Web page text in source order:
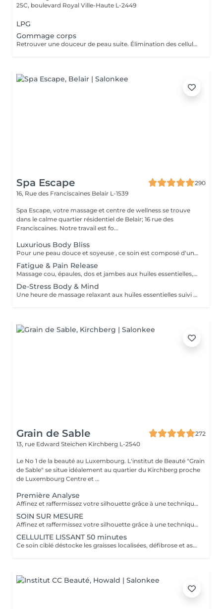
25C, boulevard Royal Ville-Haute L-2449
LPG
Gommage corps
Retrouver une douceur de peau suite. Élimination des cellules mortes présentes à la surface de la peau stimulant ainsi le renouvellement cellulaire naturel.
Spa Escape
290
16, Rue des Franciscaines Belair L-1539
Spa Escape, votre massage et centre de wellness se trouve
dans le calme quartier résidentiel de Belair; 16 rue des
Franciscaines. Notre travail est fo...
Luxurious Body Bliss
Pour une peau douce et soyeuse , ce soin est composé d'un gommage du corps complet suivi d'un massage aux huiles aromatiques
Fatigue & Pain Release
Massage cou, épaules, dos et jambes aux huiles essentielles, suivi d'une réfléxologie palmaire et plantaire. Le rituel se termine par un massage crânien revitalisant. Ce soin commence par un rafraîchissement stimulant des pieds pour favoriser la circulation sanguine et la relaxation.
De-Stress Body & Mind
Une heure de massage relaxant aux huiles essentielles suivi d'un masque hydratant visage et d'un massage du crane et visage par accupression. Ce soin commence par un rafraîchissement stimulant des pieds pour favoriser la circulation sanguine et la relaxation.
Grain de Sable
272
13, rue Edward Steichen Kirchberg L-2540
Le No 1 de la beauté au Luxembourg. L'institut de Beauté "Grain
de Sable" se situe idéalement au quartier du Kirchberg proche
de Luxembourg Centre et ...
Première Analyse
Affinez et raffermissez votre silhouette grâce à une technique de palper-rouler associée à un système d'aspiration. La dernière génération, le Cellu M6 INFINITY est un programme de soins basés sur la technique " Endermologie ", permettant de stimuler la circulation et les tissus de la peau en profondeur grâce à un système mécanique de palper-rouler. Associant confort et efficacité, cette technique, très proche d'un massage manuel, assouplit les tissus, améliore la circulation veineuse et lymphatique et permet une meilleure élimination des toxines. Les soins du corps Cellu M6 INFINITY permettent de : - déstocker les graisses - lisser la cellulite - raffermir la peau - retrouver des jambes légères
SOIN SUR MESURE
Affinez et raffermissez votre silhouette grâce à une technique de palper-rouler associée à un système d'aspiration. La dernière génération, le Cellu M6 INFINITY est un programme de soins basés sur la technique " Endermologie ", permettant de stimuler la circulation et les tissus de la peau en profondeur grâce à un système mécanique de palper-rouler. Associant confort et efficacité, cette technique, très proche d'un massage manuel, assouplit les tissus, améliore la circulation veineuse et lymphatique et permet une meilleure élimination des toxines. Les soins du corps Cellu M6 INFINITY permettent de : - déstocker les graisses - lisser la cellulite - raffermir la peau - retrouver des jambes légères
CELLULITE LISSANT 50 minutes
Ce soin ciblé déstocke les graisses localisées, défibrose et assouplit les tissus pour traiter efficacement la cellulite adipeuse et fibreuse tout en procurant un grand moment de bien-être.